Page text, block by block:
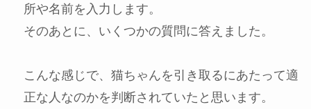
所や名前を入力します。
そのあとに、いくつかの質問に答えました。
こんな感じで、猫ちゃんを引き取るにあたって適
正な人なのかを判断されていたと思います。